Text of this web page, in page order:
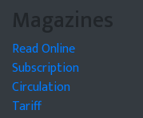
Magazines
Read Online
Subscription
Circulation
Tariff